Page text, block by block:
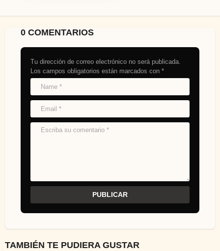
0 COMENTARIOS
Tu dirección de correo electrónico no será publicada.
Los campos obligatorios están marcados con *
TAMBIÉN TE PUDIERA GUSTAR